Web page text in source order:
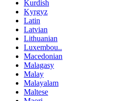
Kurdish
Kyrgyz
Latin
Latvian
Lithuanian
Luxembou..
Macedonian
Malagasy
Malay
Malayalam
Maltese